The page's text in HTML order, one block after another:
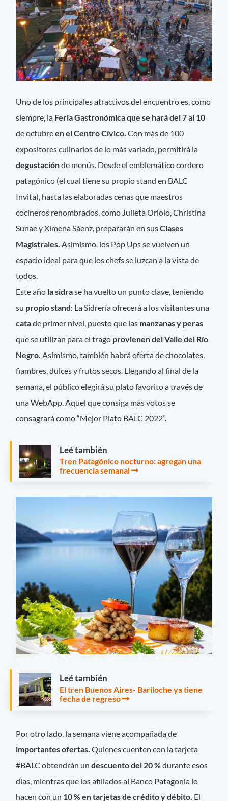
Uno de los principales atractivos del encuentro es, como
siempre, la Feria Gastronómica que se hará del 7 al 10
de octubreen el Centro Cívico.Con más de 100
expositores culinarios de lo más variado, permitirá la
degustaciónde menús. Desde el emblemático cordero
patagónico (el cual tiene su propio stand en BALC
Invita), hasta las elaboradas cenas que maestros
cocineros renombrados, como Julieta Oriolo, Christina
Sunae y Ximena Sáenz, prepararán en susClases
Magistrales. Asimismo, los Pop Ups se vuelven un
espacio ideal para que los chefs se luzcan a la vista de
todos.
Este año la sidrase ha vuelto un punto clave, teniendo
su propio stand: La Sidrería ofrecerá a los visitantes una
catade primer nivel, puesto que las manzanas y peras
que se utilizan para el trago provienen del Valle del Río
Negro. Asimismo, también habrá oferta de chocolates,
fiambres, dulces y frutos secos. Llegando al final de la
semana, el público elegirá su plato favorito a través de
una WebApp. Aquel que consiga más votos se
consagrará como “Mejor Plato BALC 2022”.
Leé también
Tren Patagónico nocturno: agregan una
frecuencia semanal
Leé también
El tren Buenos Aires- Bariloche ya tiene
fecha de regreso
Por otro lado, la semana viene acompañada de
importantes ofertas.Quienes cuenten con la tarjeta
#BALC obtendrán un descuento del 20 %durante esos
días, mientras que los afiliados al Banco Patagonia lo
hacen con un 10 % en tarjetas de crédito y débito. El